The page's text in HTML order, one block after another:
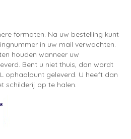
formaten. Na uw bestelling kunt
in uw mail verwachten.
houden wanneer uw
Bent u niet thuis, dan wordt
ophaalpunt geleverd. U heeft dan
schilderij op te halen.